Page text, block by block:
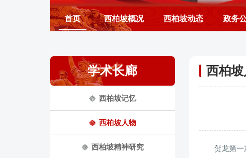
首页 西柏坡概况 西柏坡动态 政务
学术长廊
西柏坡记忆
西柏坡人物
西柏坡精神研究
西柏
贺龙第一